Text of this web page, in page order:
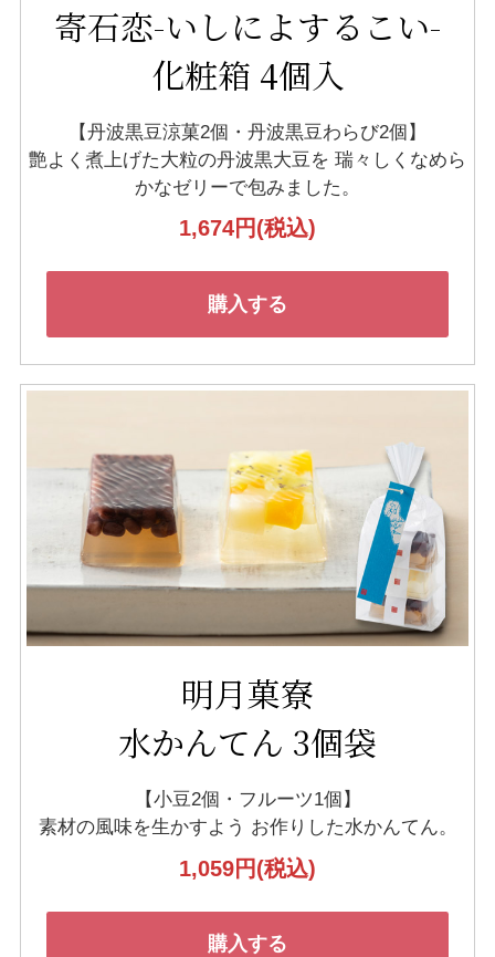
寄石恋-いしによするこい-
化粧箱 4個入
【丹波黒豆涼菓2個・丹波黒豆わらび2個】
艶よく煮上げた大粒の丹波黒大豆を 瑞々しくなめら
かなゼリーで包みました。
1,674円(税込)
購入する
明月菓寮
水かんてん 3個袋
【小豆2個・フルーツ1個】
素材の風味を生かすよう お作りした水かんてん。
1,059円(税込)
購入する